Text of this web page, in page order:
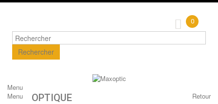
0
Rechercher
Menu
Menu
Retour
OPTIQUE